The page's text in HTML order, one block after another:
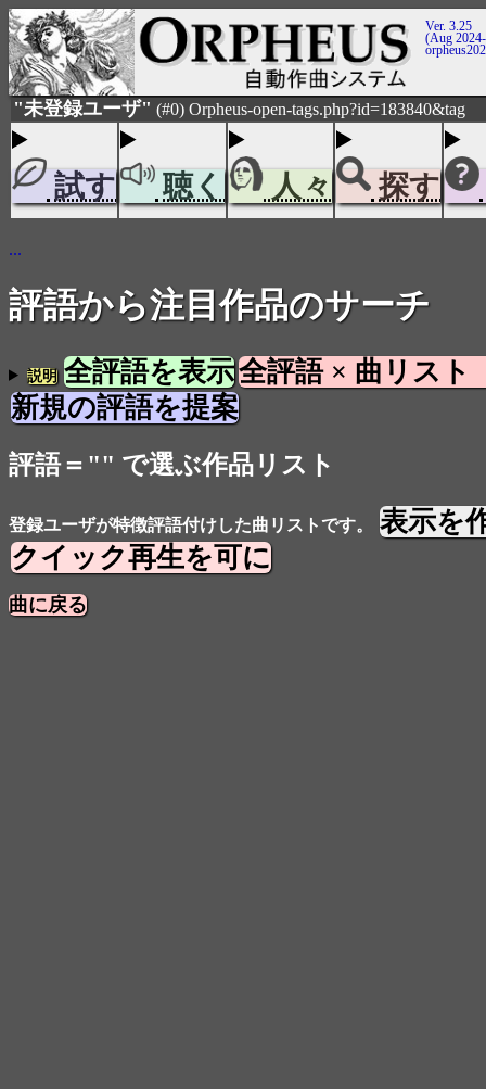
Ver. 3.25
(Aug
"未登録ユーザ" (#0) Orpheus-open-tags.php?id=183840&tag
試す 聴く 人々 探す
...
評語から注目作品のサーチ
説明 全評語を表示全評語 × 曲リスト
新規の評語を提案
評語＝"" で選ぶ作品リスト
登録ユーザが特徴評語付けした曲リストです。
表示を
クイック再生を可に
曲に戻る